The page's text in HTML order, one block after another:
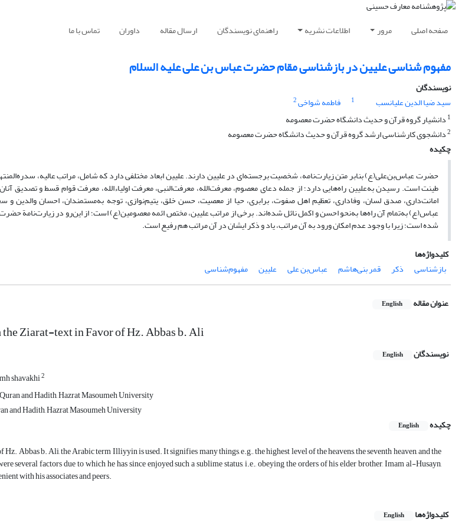
صفحه اصلی مرور اطلاعات نشریه راهنمای نویسندگان ارسال مقاله داوران تماس با ما
مفهوم شناسی علیین در بازشناسی مقام حضرت عباس بن علی علیه السلام
نویسندگان
سید ضیا الدین علیانسب
1 فاطمه شواخی2
1 دانشیار گروه قرآن و حدیث دانشگاه حضرت معصومه
2دانشجوی کارشناسی ارشد گروه قرآن و حدیث دانشگاه حضرت معصومه
چکیده
حضرت عباس‌بن‌علی(ع) بنابر متن زیارت‌نامه، شخصیت برجسته‌ای در علیین دارند. علیین ابعاد مختلفی دارد که شامل، مراتب عالیه،
طینت است. رسیدن به‌علیین راه‌هایی دارد؛ از جمله دعای معصوم، معرفت‌الله، معرفت‌النبی، معرفت اولیاءالله، معرفت قوام قسط و تصدیق
امانت‌داری، صدق لسان، وفاداری، تعظیم اهل صفوت، برابری، حیا از معصیت، حسن خلق، یتیم‌نوازی، توجه به‌مستمندان، احسان
عباس(ع) به‌تمام آن راه‌ها به‌نحو احسن و اکمل نائل شده‌اند. برخی از مراتب علیین، مختص ائمه معصومین(ع) است؛ از ‌این‌رو در زیارت‌نامة
شده است؛ زیرا با وجود عدم امکان ورود به آن مراتب، یاد و ذکر ایشان در آن مراتب هم رفیع است.
کلیدواژه‌ها
بازشناسی
ذکر قمر بنی‌هاشم عباس‌بن علی علیین مفهوم‌شناسی
عنوان مقاله English
Ziarat-text in Favor of Hz. Abbas b. Ali
نویسندگان English
shavakhi2
and Hadith, Hazrat Masoumeh University
and Hadith, Hazrat Masoumeh University
چکیده
English
Abbas b. Ali, the Arabic term Illiyyin is used. It signifies many things, e.g., the highest level of the heavens, the seventh heaven, and the
several factors due to which he has since enjoyed such a sublime status, i.e., obeying the orders of his elder brother, Imam al-Husayn,
with his associates and peers.
کلیدواژه‌ها English